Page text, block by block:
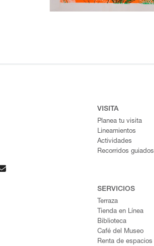
VISITA
Planea tu visita
Lineamientos
Actividades
Recorridos guiados
SERVICIOS
Terraza
Tienda en Línea
Biblioteca
Café del Museo
Renta de espacios